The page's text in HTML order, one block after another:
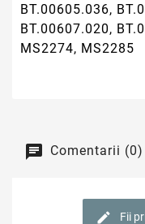
BT.00605.036,
BT.00607.020,
MS2274, MS2285
Comentarii (0)
Fii